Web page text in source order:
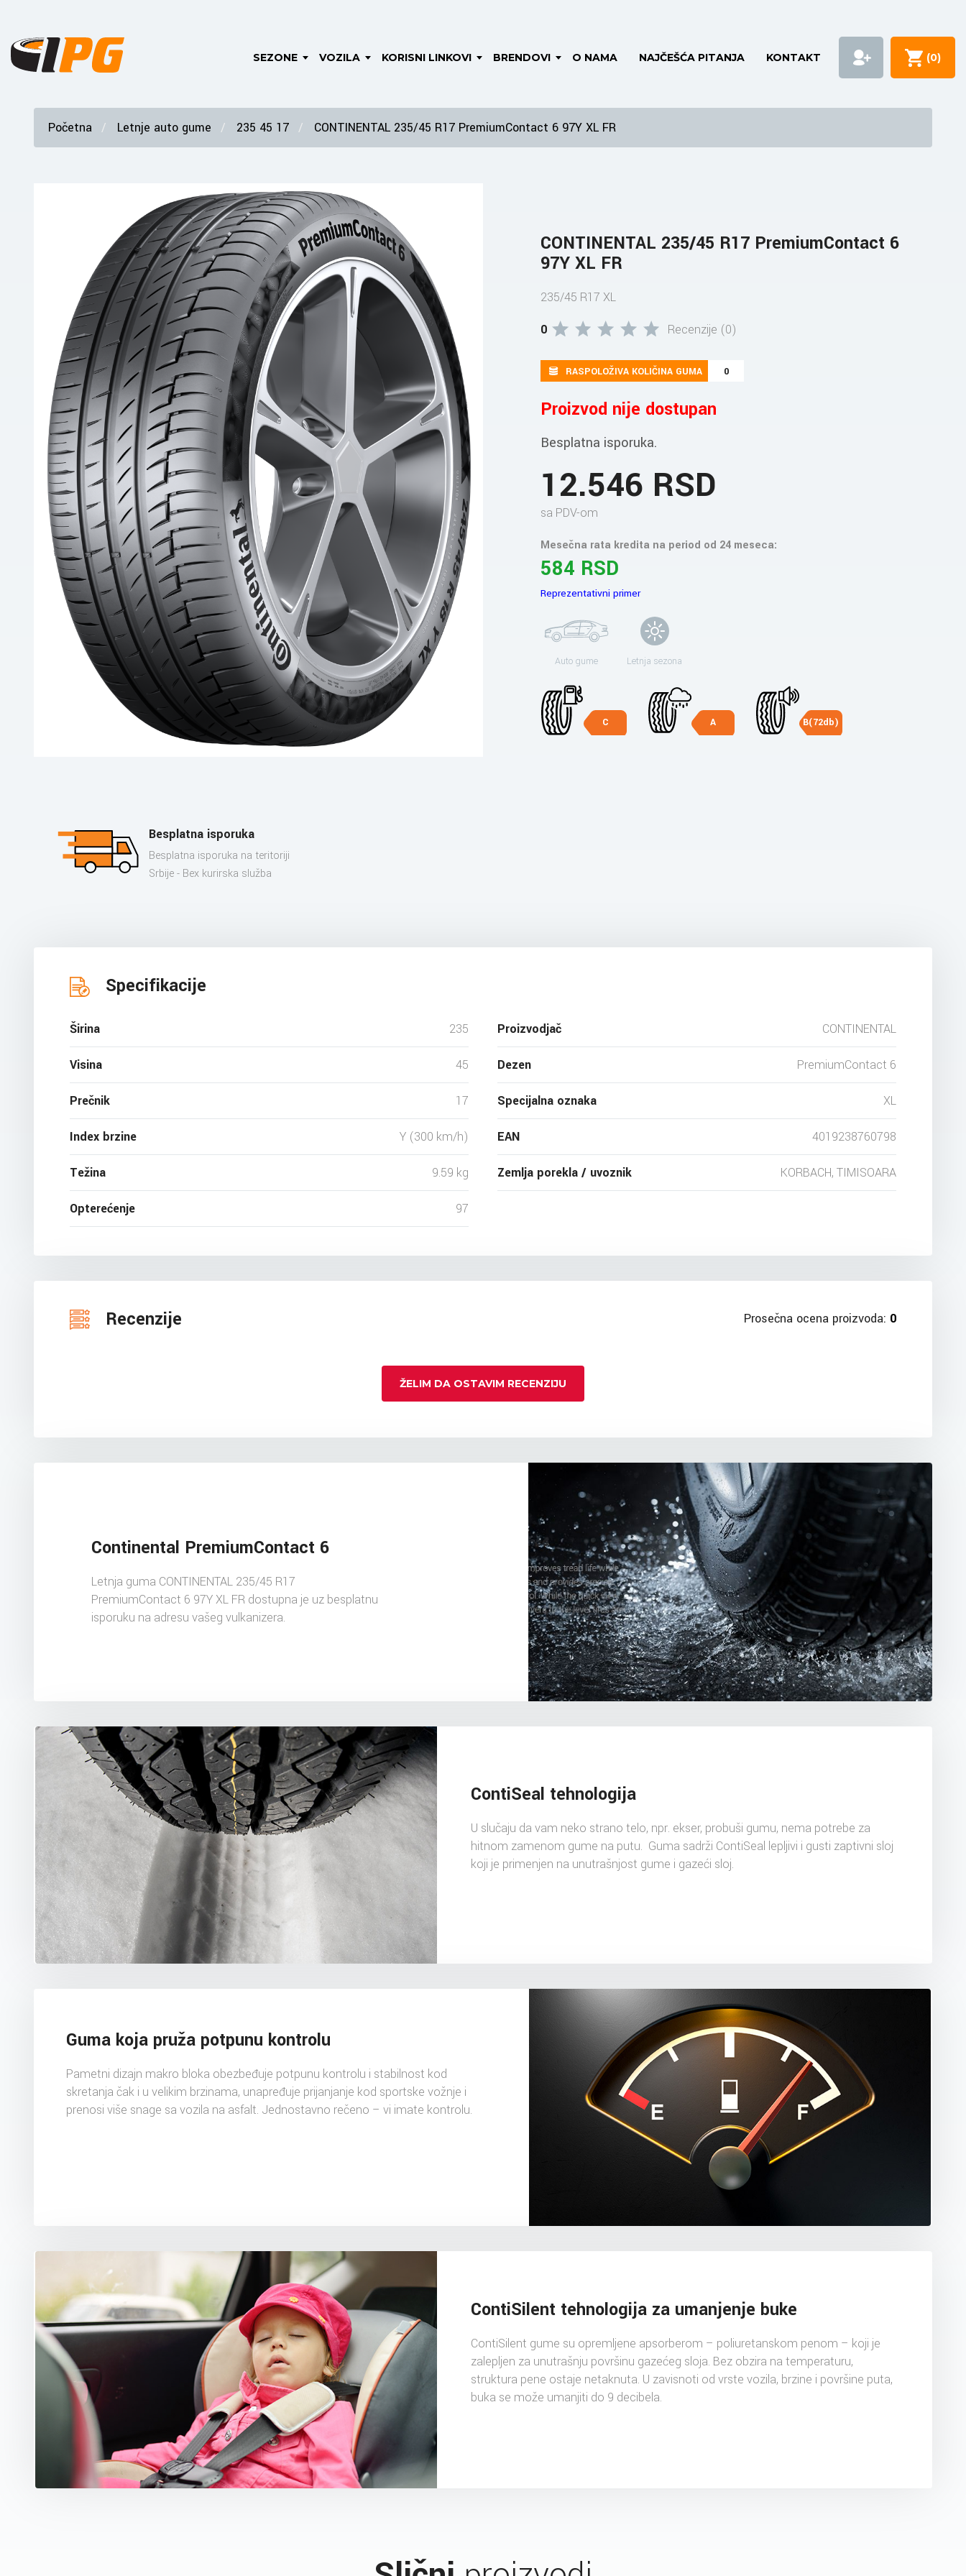
SEZONE VOZILA KORISNI LINKOVI BRENDOVI O NAMA NAJČEŠĆA PITANJA KONTAKT (0)
Početna Letnje auto gume 235 45 17 CONTINENTAL 235/45 R17 PremiumContact 6 97Y XL FR
CONTINENTAL 235/45 R17 PremiumContact 6
97Y XL FR
235/45 R17 XL
0
Recenzije (0)
RASPOLOŽIVA KOLIČINA GUMA 0
Proizvod nije dostupan
Besplatna isporuka.
12.546 RSD
sa PDV-om
Mesečna rata kredita na period od 24 meseca:
584 RSD
Reprezentativni primer
Auto gume Letnja sezona
C A B(72db)
Besplatna isporuka
Besplatna isporuka na teritoriji
Srbije - Bex kurirska služba
Specifikacije
Širina 235
Visina 45
Prečnik 17
Index brzine Y (300 km/h)
Težina 9.59 kg
Opterećenje 97
Proizvodjač CONTINENTAL
Dezen PremiumContact 6
Specijalna oznaka XL
EAN 4019238760798
Zemlja porekla / uvoznik KORBACH, TIMISOARA
Recenzije Prosečna ocena proizvoda: 0
ŽELIM DA OSTAVIM RECENZIJU
Continental PremiumContact 6
Letnja guma CONTINENTAL 235/45 R17
PremiumContact 6 97Y XL FR dostupna je uz besplatnu
isporuku na adresu vašeg vulkanizera.
ContiSeal tehnologija
U slučaju da vam neko strano telo, npr. ekser, probuši gumu, nema potrebe za
hitnom zamenom gume na putu. Guma sadrži ContiSeal lepljivi i gusti zaptivni sloj
koji je primenjen na unutrašnjost gume i gazeći sloj.
Guma koja pruža potpunu kontrolu
Pametni dizajn makro bloka obezbeđuje potpunu kontrolu i stabilnost kod
skretanja čak i u velikim brzinama, unapređuje prijanjanje kod sportske vožnje i
prenosi više snage sa vozila na asfalt. Jednostavno rečeno – vi imate kontrolu.
ContiSilent tehnologija za umanjenje buke
ContiSilent gume su opremljene apsorberom – poliuretanskom penom – koji je
zalepljen za unutrašnju površinu gazećeg sloja. Bez obzira na temperaturu,
struktura pene ostaje netaknuta. U zavisnoti od vrste vozila, brzine i površine puta,
buka se može umanjiti do 9 decibela.